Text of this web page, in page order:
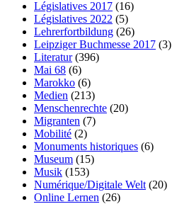
Législatives 2017 (16)
Législatives 2022 (5)
Lehrerfortbildung (26)
Leipziger Buchmesse 2017 (3)
Literatur(396)
Mai 68 (6)
Marokko (6)
Medien (213)
Menschenrechte (20)
Migranten (7)
Mobilité (2)
Monuments historiques (6)
Museum (15)
Musik (153)
Numérique/Digitale Welt (20)
Online Lernen (26)